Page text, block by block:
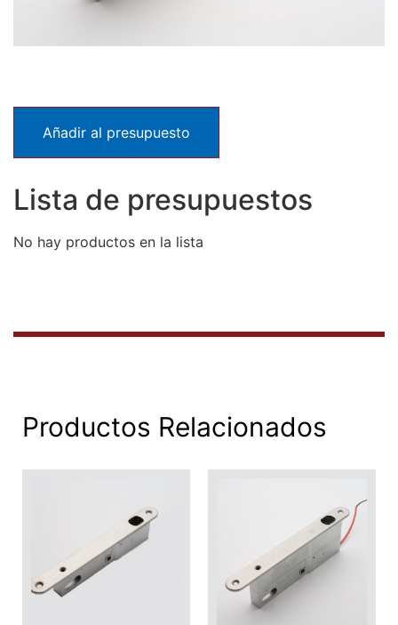
Añadir al presupuesto
Lista de presupuestos
No hay productos en la lista
Productos Relacionados